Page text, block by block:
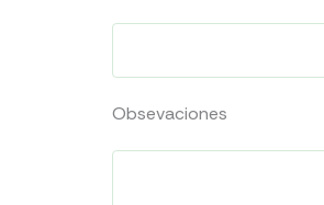
Obsevaciones